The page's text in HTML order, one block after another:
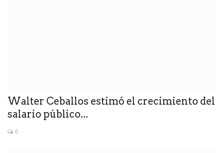
Walter Ceballos estimó el crecimiento del
salario público...
0